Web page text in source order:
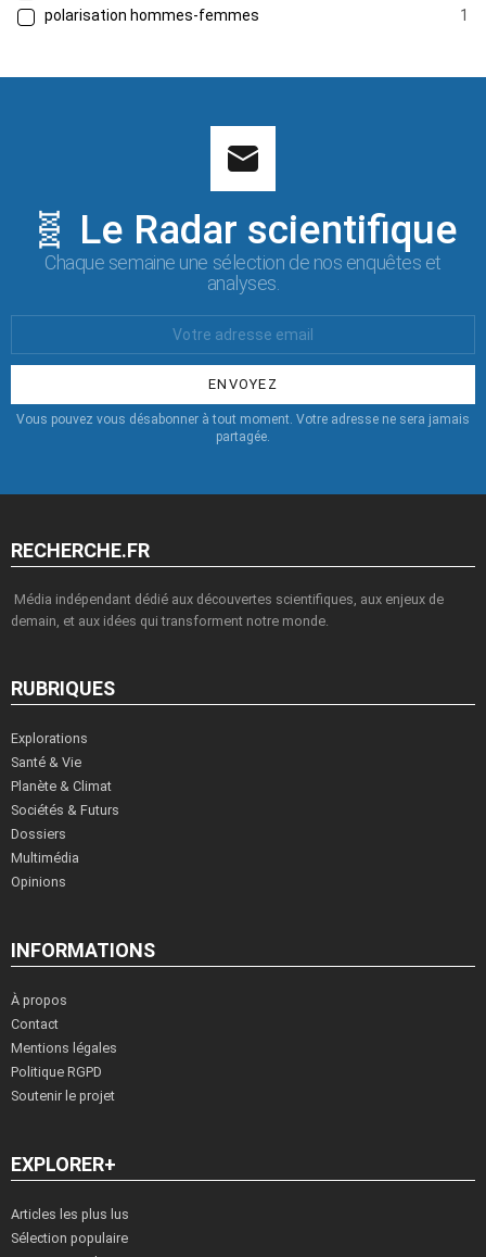
polarisation hommes-femmes
1
🧬 Le Radar scientifique
Chaque semaine une sélection de nos enquêtes et
analyses.
:
Vous pouvez vous désabonner à tout moment. Votre adresse ne sera jamais
partagée.
RECHERCHE.FR
Média indépendant dédié aux découvertes scientifiques, aux enjeux de
demain, et aux idées qui transforment notre monde.
RUBRIQUES
Explorations
Santé & Vie
Planète & Climat
Sociétés & Futurs
Dossiers
Multimédia
Opinions
INFORMATIONS
À propos
Contact
Mentions légales
Politique RGPD
Soutenir le projet
EXPLORER+
Articles les plus lus
Sélection populaire